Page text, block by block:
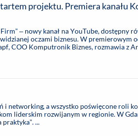
projektu. Premiera kanału
– nowy kanał na YouTube, dostępny
oczami biznesu. W premierowym
COO Komputronik Biznes, rozmawia z
i networking, a wszystko poświęcone roli
liderskim rozwijanym w regionie. W
...